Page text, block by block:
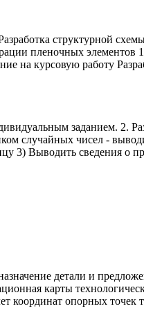
структурной схемы
пленочных элементов
на курсовую работу
заданием. 2.
случайных чисел -
3) Выводить сведения о
детали и
карты
координат опорных точек